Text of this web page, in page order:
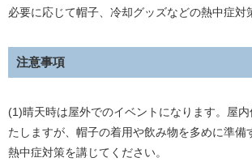
必要に応じて帽子、冷却グッズなどの熱中症対
注意事項
(1)晴天時は屋外でのイベントになります。屋
たしますが、帽子の着用や飲み物を多めに準備
熱中症対策を講じてください。